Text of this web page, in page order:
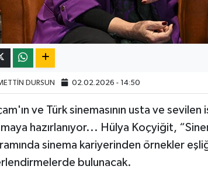
DURSUN 02.02.2026 - 14:50
ve Türk sinemasının usta ve
hazırlanıyor... Hülya Koçyiğit,
sinema kariyerinden örnekler
bulunacak.